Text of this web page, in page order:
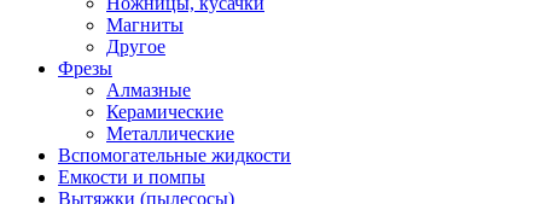
Магниты
Другое
Фрезы
Алмазные
Керамические
Металлические
Вспомогательные жидкости
Емкости и помпы
Вытяжки (пылесосы)